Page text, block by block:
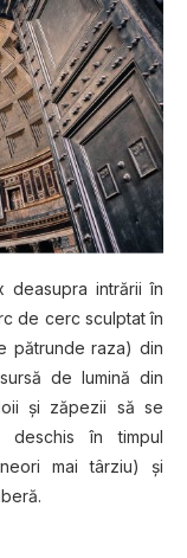
deasupra intrării în
de cerc sculptat în
pătrunde raza) din
de lumină din
şi zăpezii să se
deschis în timpul
mai târziu) şi